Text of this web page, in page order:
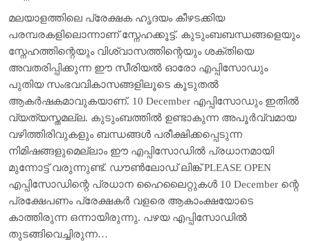
മലയാളത്തിലെ പ്രേക്ഷക ഹൃദയം കീഴടക്കിയ
പരമ്പരകളിലൊന്നാണ് സ്നേഹക്കൂട്ട്. കുടുംബബന്ധങ്ങളെയും
സ്നേഹത്തിന്റെയും വിശ്വാസത്തിന്റെയും ശക്തിയെ
അവതരിപ്പിക്കുന്ന ഈ സീരിയൽ ഓരോ എപ്പിസോഡും
പുതിയ സംഭവവികാസങ്ങളിലൂടെ കൂടുതൽ
ആകർഷകമാവുകയാണ്. 10 December എപ്പിസോഡും ഇതിൽ
വ്യത്യസ്തമല്ല. കുടുംബത്തിൽ ഉണ്ടാകുന്ന അപൂർവ്വമായ
വഴിത്തിരിവുകളും ബന്ധങ്ങൾ പരീക്ഷിക്കപ്പെടുന്ന
നിമിഷങ്ങളുമെല്ലാം ഈ എപ്പിസോഡിൽ പ്രധാനമായി
മുന്നോട്ട് വരുന്നുണ്ട്. ഡൗൺലോഡ് ലിങ്ക് PLEASE OPEN
എപ്പിസോഡിന്റെ പ്രധാന ഹൈലൈറ്റുകൾ 10 December ന്റെ
പ്രക്ഷേപണം പ്രേക്ഷകർ വളരെ ആകാംക്ഷയോടെ
കാത്തിരുന്ന ഒന്നായിരുന്നു. പഴയ എപ്പിസോഡിൽ
തുടങ്ങിവെച്ചിരുന്ന…